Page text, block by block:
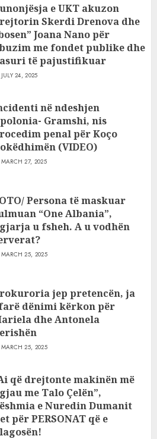
e UKT akuzon
Skerdi Drenova dhe
Joana Nano për
me fondet publike dhe
të pajustifikuar
JULY 24, 2025
në ndeshjen
Gramshi, nis
penal për Koço
(VIDEO)
MARCH 27, 2025
Persona të maskuar
“One Albania”,
u fsheh. A u vodhën
MARCH 25, 2025
jep pretencën, ja
dënimi kërkon për
dhe Antonela
MARCH 25, 2025
që drejtonte makinën më
me Talo Çelën”,
e Nuredin Dumanit
për PERSONAT që e